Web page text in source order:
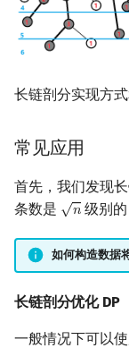
长链剖分实现方
常见应用
首先，我们发现
条数是
√
𝑛
n 级别的
如何构造数据
长链剖分优化 DP
一般情况下可以